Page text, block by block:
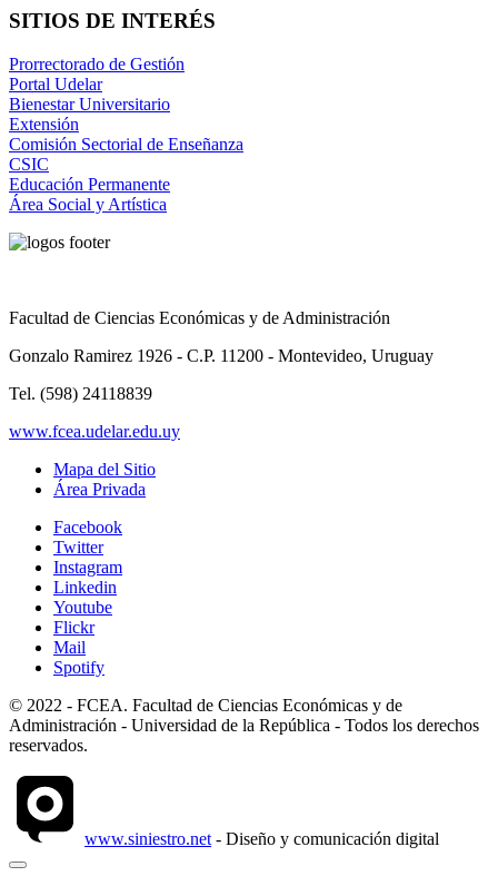
SITIOS DE INTERÉS
Prorrectorado de Gestión
Portal Udelar
Bienestar Universitario
Extensión
Comisión Sectorial de Enseñanza
CSIC
Educación Permanente
Área Social y Artística
Facultad de Ciencias Económicas y de Administración
Gonzalo Ramirez 1926 - C.P. 11200 - Montevideo, Uruguay
Tel. (598) 24118839
www.fcea.udelar.edu.uy
Mapa del Sitio
Área Privada
Facebook
Twitter
Instagram
Linkedin
Youtube
Flickr
Mail
Spotify
© 2022 - FCEA. Facultad de Ciencias Económicas y de
Administración - Universidad de la República - Todos los derechos
reservados.
www.siniestro.net - Diseño y comunicación digital